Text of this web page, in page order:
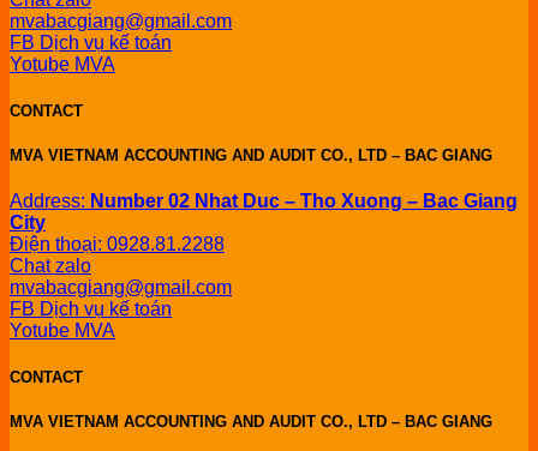
mvabacgiang@gmail.com
FB Dịch vụ kế toán
Yotube MVA
CONTACT
MVA VIETNAM ACCOUNTING AND AUDIT CO., LTD – BAC GIANG
Address: Number 02 Nhat Duc – Tho Xuong – Bac Giang
City
Điện thoại: 0928.81.2288
Chat zalo
mvabacgiang@gmail.com
FB Dịch vụ kế toán
Yotube MVA
CONTACT
MVA VIETNAM ACCOUNTING AND AUDIT CO., LTD – BAC GIANG